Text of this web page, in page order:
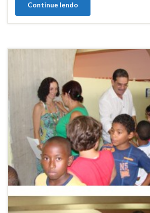
Continue lendo